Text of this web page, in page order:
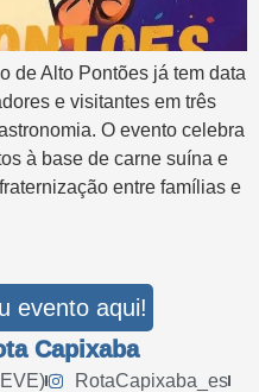
de Alto Pontões já tem data
e visitantes em três
O evento celebra
à base de carne suína e
entre famílias e
evento aqui!
Capixaba
RotaCapixaba_es